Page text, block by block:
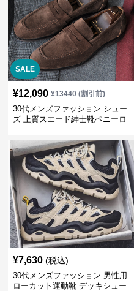
SALE
¥12,090 ¥13440(割引前)
30代メンズファッション シュー
ズ 上質スエード紳士靴ペニーロ
¥7,630 (税込)
30代メンズファッション 男性用
ローカット運動靴 デッキシュー